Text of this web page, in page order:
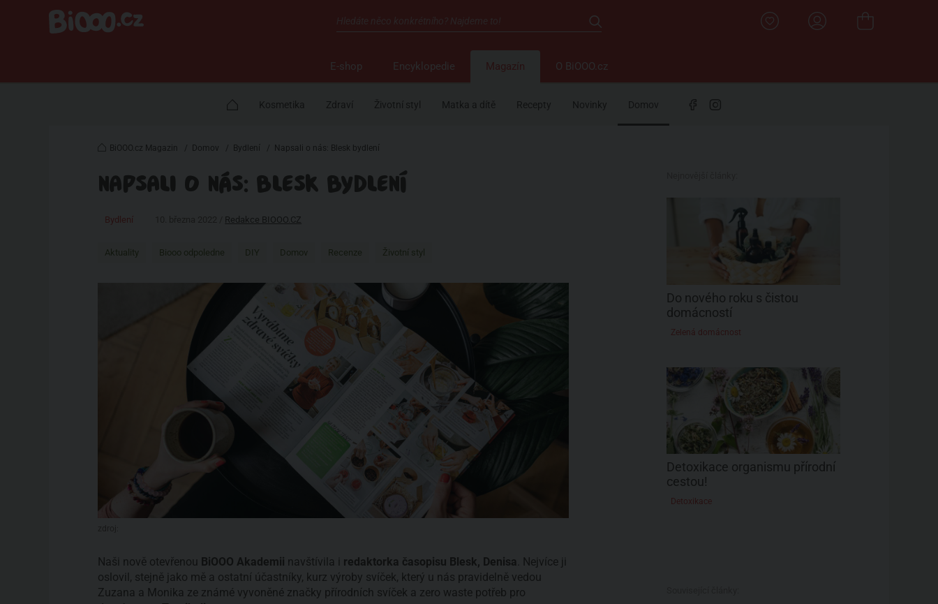
E-shop Encyklopedie Magazín O BiOOO.cz
Kosmetika Zdraví Životní styl Matka a dítě Recepty Novinky Domov
BiOOO.cz Magazin / Domov / Bydlení / Napsali o nás: Blesk bydlení
NAPSALI O NÁS: BLESK BYDLENÍ
Bydlení Redakce BIOOO.CZ
Aktuality Biooo odpoledne DIY Domov Recenze Životní styl
Naši nově otevřenou BiOOO Akademii navštívila i redaktorka časopisu Blesk, Denisa . Nejvíce ji
oslovil, stejně jako mě a ostatní účastníky, kurz výroby svíček, který u nás pravidelně vedou
Zuzana a Monika ze známé vyvoněné značky přírodních svíček a zero waste potřeb pro
Do nového roku s čistou
domácností
Zelená domácnost
Detoxikace organismu přírodní
cestou!
Detoxikace